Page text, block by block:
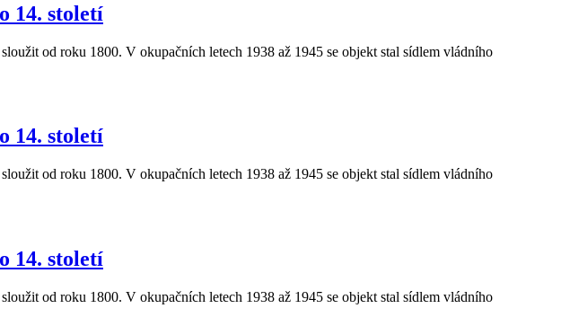
14. století
od roku 1800. V okupačních letech 1938 až 1945 se objekt stal sídlem vládního
14. století
od roku 1800. V okupačních letech 1938 až 1945 se objekt stal sídlem vládního
14. století
od roku 1800. V okupačních letech 1938 až 1945 se objekt stal sídlem vládního